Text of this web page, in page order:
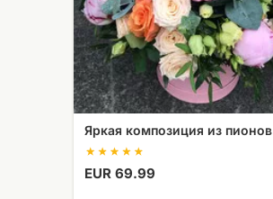
Яркая композиция из пионов
EUR 69.99